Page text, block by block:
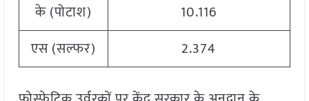
के (पोटाश)
10.116
एस (सल्फर)
2.374